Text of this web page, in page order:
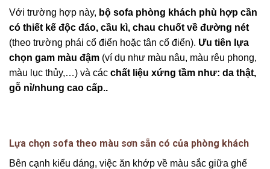
Với trường hợp này, bộ sofa phòng khách phù hợp cần
có thiết kế độc đáo, cầu kì, chau chuốt về đường nét
(theo trường phái cổ điển hoặc tân cổ điển). Ưu tiên lựa
chọn gam màu đậm (ví dụ như màu nâu, màu rêu phong,
màu lục thủy,…) và các chất liệu xứng tầm như: da thật,
gỗ nỉ/nhung cao cấp..
Lựa chọn sofa theo màu sơn sẵn có của phòng khách
Bên cạnh kiểu dáng, việc ăn khớp về màu sắc giữa ghế